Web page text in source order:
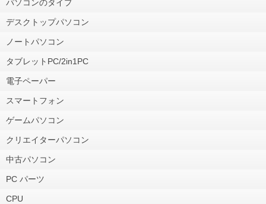
パソコンのタイプ
デスクトップパソコン
ノートパソコン
タブレットPC/2in1PC
電子ペーパー
スマートフォン
ゲームパソコン
クリエイターパソコン
中古パソコン
PC パーツ
CPU